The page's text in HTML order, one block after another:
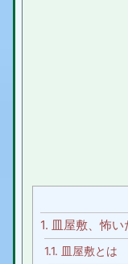
1. 皿屋敷、怖
1.1. 皿屋敷とは